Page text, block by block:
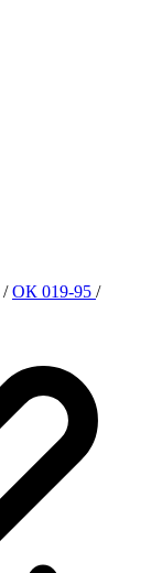
/ ОК 019-95 /